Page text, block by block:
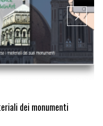
dei monumenti